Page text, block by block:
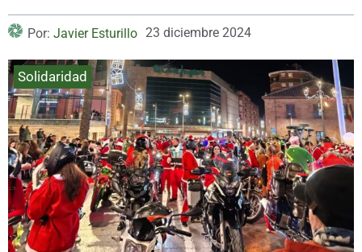
Por: Javier Esturillo 23 diciembre 2024
Solidaridad